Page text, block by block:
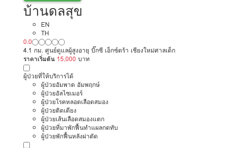
บ้านดลสุข
EN
TH
0.0
4.1 กม. ศูนย์ดูแลผู้สูงอายุ บิ๊กซี เอ็กซ์ตร้า เชียงใหม่ศาลเด็ก
ราคาเริ่มต้น 15,000 บาท
ผู้ป่วยที่ให้บริการได้
ผู้ป่วยอัมพาต อัมพฤกษ์
ผู้ป่วยอัลไซเมอร์
ผู้ป่วยโรคหลอดเลือดสมอง
ผู้ป่วยติดเตียง
ผู้ป่วยเส้นเลือดสมองแตก
ผู้ป่วยที่มาพักฟื้นทำแผลกดทับ
ผู้ป่วยพักฟื้นหลังผ่าตัด